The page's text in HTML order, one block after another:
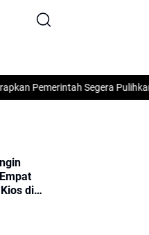
Pemerintah Segera Pulihkan
di